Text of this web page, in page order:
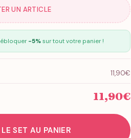
UN ARTICLE
-5%sur tout votre panier !
11,90€
11,90€
SET AU PANIER